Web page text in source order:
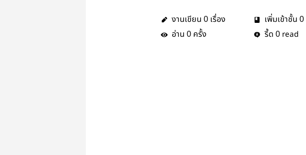
งานเขียน 0 เรื่อง เพิ่มเข้าชั้น 0
อ่าน 0 ครั้ง รี้ด 0 read